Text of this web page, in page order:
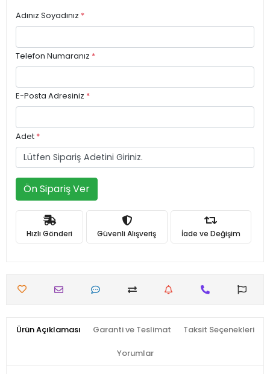
Adınız Soyadınız *
Telefon Numaranız *
E-Posta Adresiniz *
Adet *
Ön Sipariş Ver
Hızlı Gönderi Güvenli Alışveriş İade ve Değişim
Ürün Açıklaması Garanti ve Teslimat Taksit Seçenekleri
Yorumlar